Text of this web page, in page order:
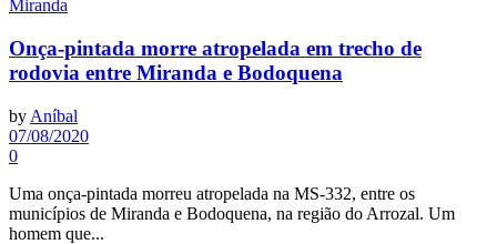
Miranda
Onça-pintada morre atropelada em trecho de
rodovia entre Miranda e Bodoquena
by Aníbal
07/08/2020
0
Uma onça-pintada morreu atropelada na MS-332, entre os
municípios de Miranda e Bodoquena, na região do Arrozal. Um
homem que...